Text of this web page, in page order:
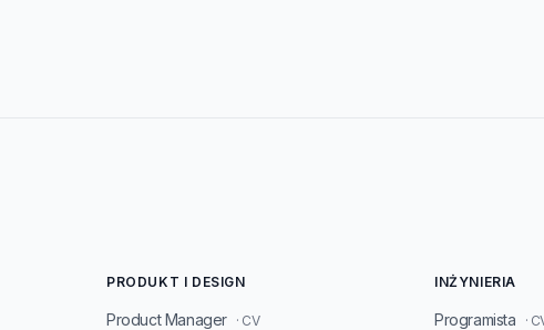
PRODUKT I DESIGN
Product Manager · CV
INŻYNIERIA
Programista ·